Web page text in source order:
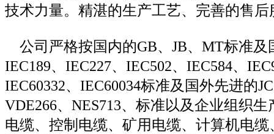
技术力量。精湛的生产工艺、完善的售后
公司严格按国内的GB、JB、MT标准及
IEC189、IEC227、IEC502、IEC584、
IEC60332、IEC60034标准及国外先进的
VDE266、NES713、标准以及企业组织
电缆、控制电缆、矿用电缆、计算机电